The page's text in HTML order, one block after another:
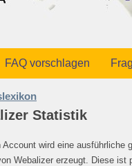
FAQ vorschlagen
Statistik
Account wird eine ausführliche
Webalizer erzeugt. Diese ist